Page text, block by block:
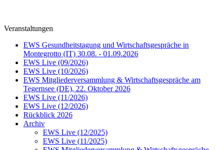
Veranstaltungen
EWS Gesundheitstagung und Wirtschaftsgespräche in
Montegrotto (IT) 30.08. - 01.09.2026
EWS Live (09/2026)
EWS Live (10/2026)
EWS Mitgliederversammlung & Wirtschaftsgespräche am
Tegernsee (DE), 22. Oktober 2026
EWS Live (11/2026)
EWS Live (12/2026)
Rückblick 2026
Archiv
EWS Live (12/2025)
EWS Live (11/2025)